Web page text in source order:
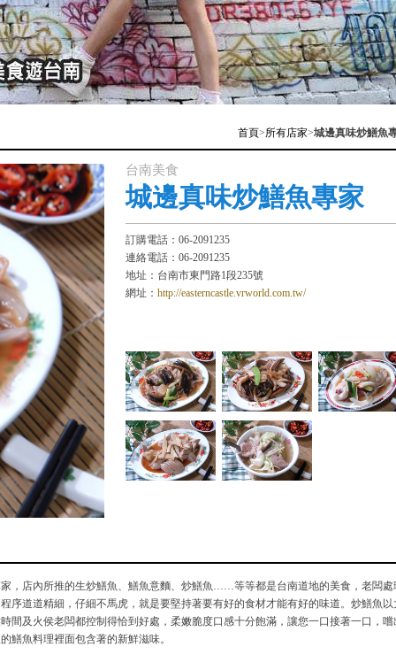
首頁>所有店家>城邊真味炒鱔魚
台南美食
城邊真味炒鱔魚專家
訂購電話：06-2091235
連絡電話：06-2091235
地址：台南市東門路1段235號
網址： http://easterncastle.vrworld.com.tw/
，店內所推的生炒鱔魚、鱔魚意麵、炒鱔魚……等等都是台南道地的美食，老闆處
序道道精細，仔細不馬虎，就是要堅持著要有好的食材才能有好的味道。炒鱔魚以
間及火侯老闆都控制得恰到好處，柔嫩脆度口感十分飽滿，讓您一口接著一口，嚐
鱔魚料理裡面包含著的新鮮滋味。